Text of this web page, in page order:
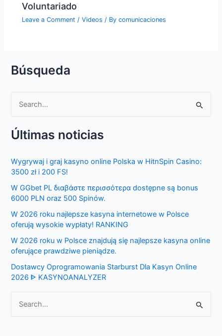
Voluntariado
Leave a Comment /Videos / Bycomunicaciones
Búsqueda
a
c
f
r
:
Últimas noticias
Wygrywaj i graj kasyno online Polska w HitnSpin Casino:
3500 zł i 200 FS!
W GGbet PL διαβάστε περισσότερα dostępne są bonus
6000 PLN oraz 500 Spinów.
W 2026 roku najlepsze kasyna internetowe w Polsce
oferują wysokie wypłaty! RANKING
W 2026 roku w Polsce znajdują się najlepsze kasyna online
oferujące prawdziwe pieniądze.
Dostawcy Oprogramowania Starburst Dla Kasyn Online
2026 ᐈ KASYNOANALYZER